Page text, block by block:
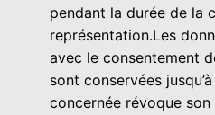
pendant la durée de la
représentation.Les
avec le consentement
sont conservées
concernée révoque